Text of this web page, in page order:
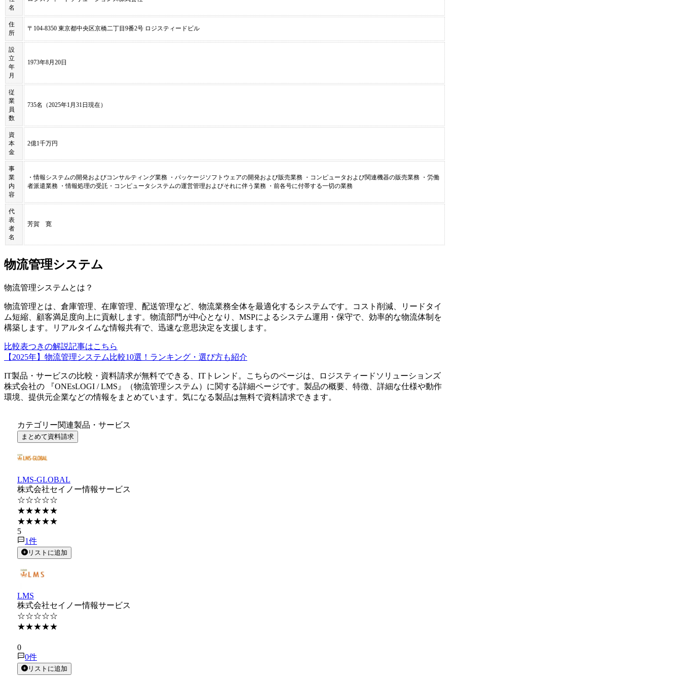
名
住
所
〒104-8350 東京都中央区京橋二丁目9番2号 ロジスティードビル
設
立
年
月
1973年8月20日
従
業
員
数
735名（2025年1月31日現在）
資
本
金
2億1千万円
事
業
内
容
・情報システムの開発およびコンサルティング業務 ・パッケージソフトウェアの開発および販売業務 ・コンピュータおよび関連機器の販売業務 ・労働
者派遣業務 ・情報処理の受託・コンピュータシステムの運営管理およびそれに伴う業務 ・前各号に付帯する一切の業務
代
表
者
名
芳賀 寛
物流管理システム
物流管理システム とは？
物流管理とは、倉庫管理、在庫管理、配送管理など、物流業務全体を最適化するシステムです。コスト削減、リードタイ
ム短縮、顧客満足度向上に貢献します。物流部門が中心となり、MSPによるシステム運用・保守で、効率的な物流体制を
構築します。リアルタイムな情報共有で、迅速な意思決定を支援します。
比較表つきの解説記事はこちら
【2025年】物流管理システム比較10選！ランキング・選び方も紹介
IT製品・サービスの比較・資料請求が無料でできる、ITトレンド。こちらのページは、
ロジスティードソリューションズ
株式会社の 『ONEsLOGI / LMS 』（物流管理システム ）に関する詳細ページです。製品の概要、特徴、詳細な仕様や動作
環境、提供元企業などの情報をまとめています。気になる製品は無料で資料請求できます。
カテゴリー関連製品・サービス
まとめて資料請求
LMS-GLOBAL
株式会社セイノー情報サービス
☆☆☆☆☆
★★★★★
★★★★★
5
1件
リストに追加
LMS
株式会社セイノー情報サービス
☆☆☆☆☆
★★★★★
0
0件
リストに追加